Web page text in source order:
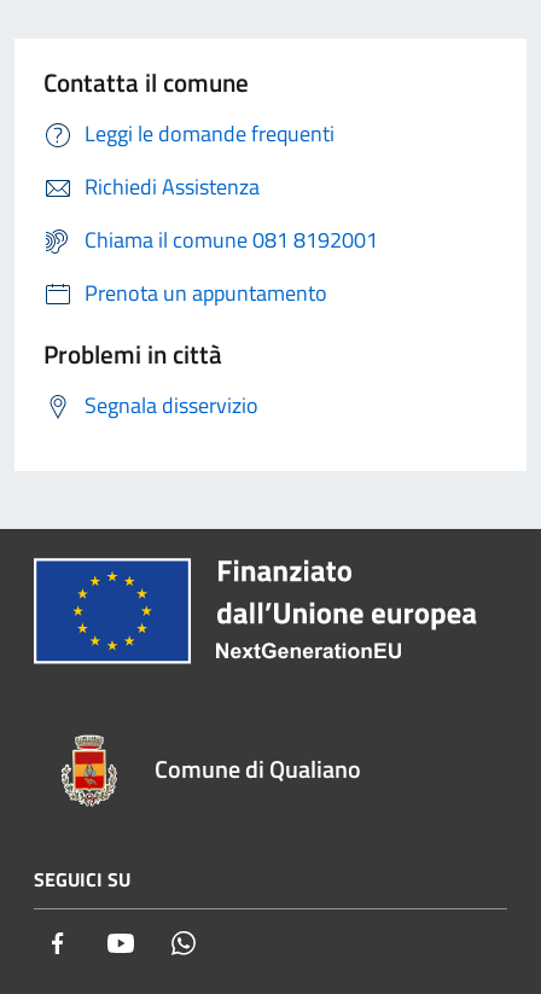
Contatta il comune
Leggi le domande frequenti
Richiedi Assistenza
Chiama il comune 081 8192001
Prenota un appuntamento
Problemi in città
Segnala disservizio
Comune di Qualiano
SEGUICI SU
Facebook Youtube